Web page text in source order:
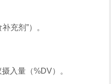
充剂”）。
入量（%DV）。